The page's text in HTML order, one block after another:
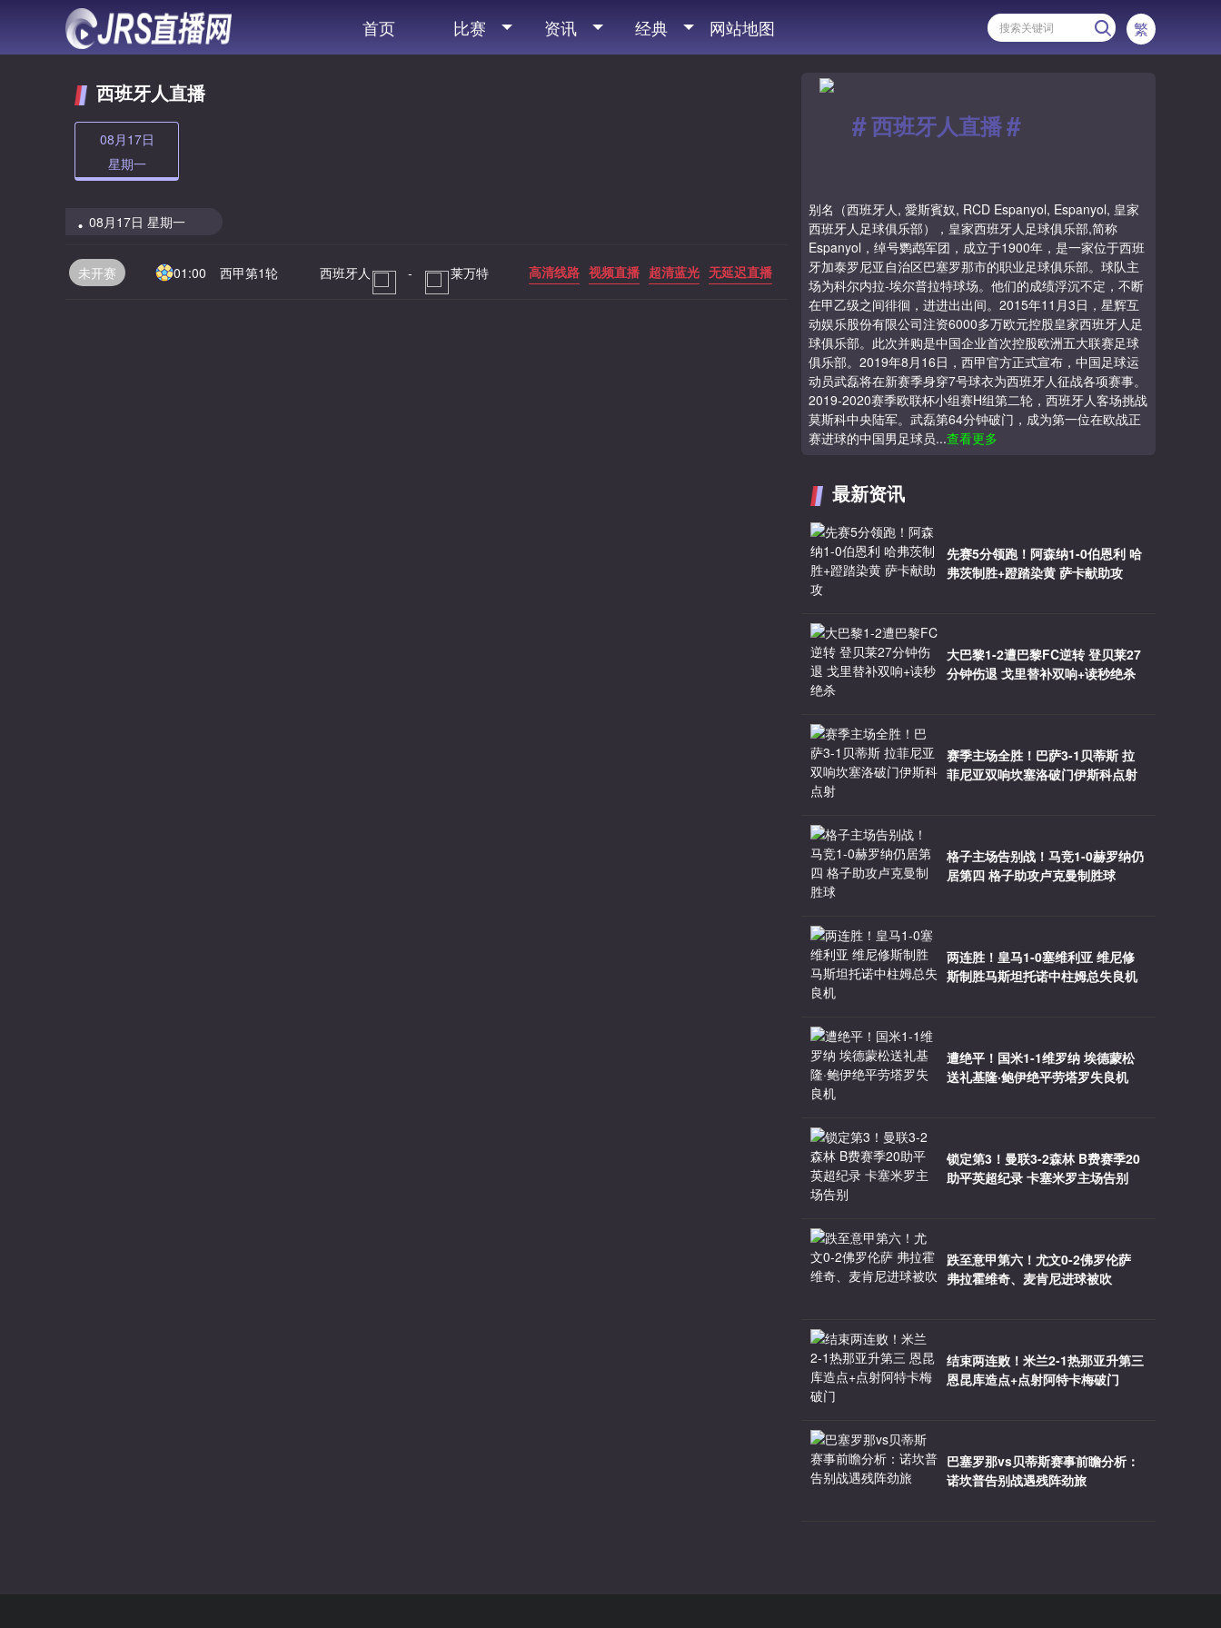
首页 比赛 资讯 经典 网站地图 繁
西班牙人直播
08月17日
星期一
08月17日 星期一
未开赛 01:00 西甲第1轮 西班牙人 - 莱万特 高清线路 视频直播 超清蓝光 无延迟直播
#西班牙人直播#
别名（西班牙人, 愛斯賓奴, RCD Espanyol, Espanyol, 皇家
西班牙人足球俱乐部），皇家西班牙人足球俱乐部,简称
Espanyol，绰号鹦鹉军团，成立于1900年，是一家位于西班
牙加泰罗尼亚自治区巴塞罗那市的职业足球俱乐部。球队主
场为科尔内拉-埃尔普拉特球场。他们的成绩浮沉不定，不断
在甲乙级之间徘徊，进进出出间。2015年11月3日，星辉互
动娱乐股份有限公司注资6000多万欧元控股皇家西班牙人足
球俱乐部。此次并购是中国企业首次控股欧洲五大联赛足球
俱乐部。2019年8月16日，西甲官方正式宣布，中国足球运
动员武磊将在新赛季身穿7号球衣为西班牙人征战各项赛事。
2019-2020赛季欧联杯小组赛H组第二轮，西班牙人客场挑战
莫斯科中央陆军。武磊第64分钟破门，成为第一位在欧战正
赛进球的中国男足球员...查看更多
最新资讯
先赛5分领跑！阿森纳1-0伯恩利 哈
弗茨制胜+蹬踏染黄 萨卡献助攻
大巴黎1-2遭巴黎FC逆转 登贝莱27
分钟伤退 戈里替补双响+读秒绝杀
赛季主场全胜！巴萨3-1贝蒂斯 拉
菲尼亚双响坎塞洛破门伊斯科点射
格子主场告别战！马竞1-0赫罗纳仍
居第四 格子助攻卢克曼制胜球
两连胜！皇马1-0塞维利亚 维尼修
斯制胜马斯坦托诺中柱姆总失良机
遭绝平！国米1-1维罗纳 埃德蒙松
送礼基隆·鲍伊绝平劳塔罗失良机
锁定第3！曼联3-2森林 B费赛季20
助平英超纪录 卡塞米罗主场告别
跌至意甲第六！尤文0-2佛罗伦萨
弗拉霍维奇、麦肯尼进球被吹
结束两连败！米兰2-1热那亚升第三
恩昆库造点+点射阿特卡梅破门
巴塞罗那vs贝蒂斯赛事前瞻分析：
诺坎普告别战遇残阵劲旅